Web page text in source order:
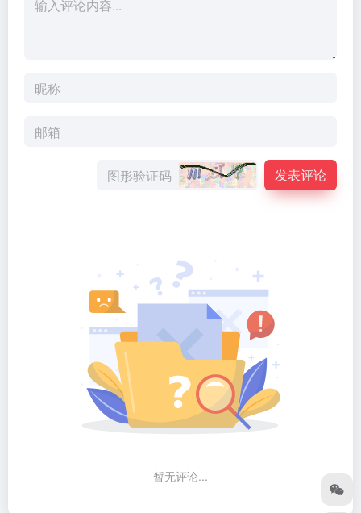
发表评论
暂无评论...